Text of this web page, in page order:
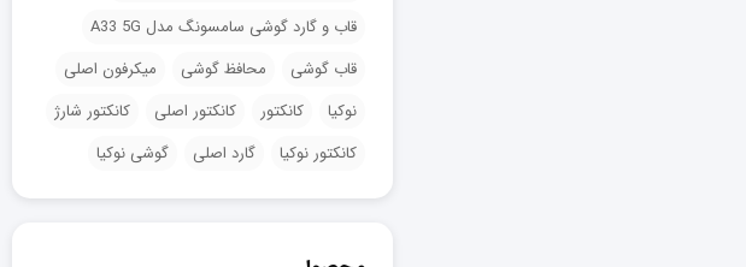
قاب و گارد گوشی سامسونگ مدل A33 5G
قاب گوشی
محافظ گوشی
میکرفون اصلی
نوکیا
کانکتور کانکتور اصلی
کانکتور شارژ
کانکتور نوکیا
گارد اصلی گوشی نوکیا